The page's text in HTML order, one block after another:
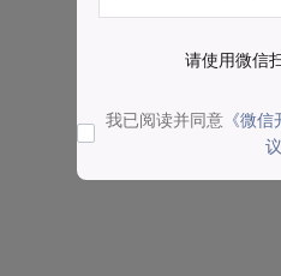
请使用微信
我已阅读并同意 《微
议